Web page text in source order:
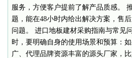
服务，方便客户提前了解产品质感。
题，能在48小时内给出解决方案，售
问题。 进口地板建材采购指南与常见
时，要明确自身的使用场景和预算：
广、代理品牌资源丰富的源头厂家，